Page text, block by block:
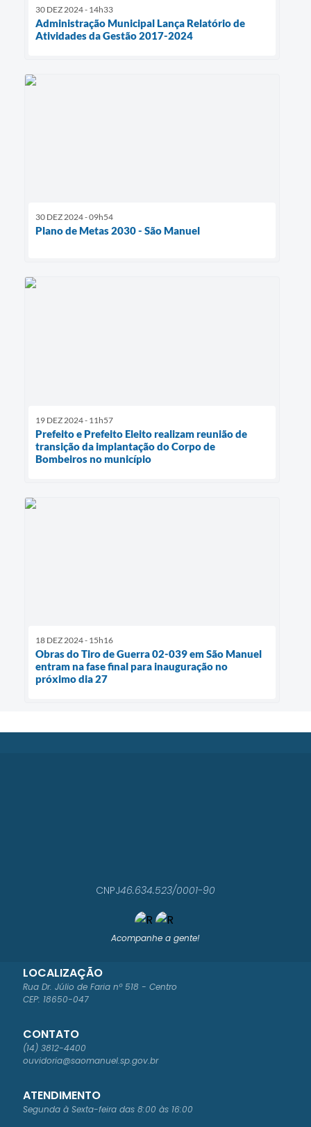
30 DEZ 2024 - 14h33
Administração Municipal Lança Relatório de
Atividades da Gestão 2017-2024
30 DEZ 2024 - 09h54
Plano de Metas 2030 - São Manuel
19 DEZ 2024 - 11h57
Prefeito e Prefeito Eleito realizam reunião de
transição da implantação do Corpo de
Bombeiros no município
18 DEZ 2024 - 15h16
Obras do Tiro de Guerra 02-039 em São Manuel
entram na fase final para inauguração no
próximo dia 27
Acompanhe a gente!
LOCALIZAÇÃO
Rua Dr. Júlio de Faria nº 518 - Centro
CEP: 18650-047
CONTATO
(14) 3812-4400
ouvidoria@saomanuel.sp.gov.br
ATENDIMENTO
Segunda à Sexta-feira das 8:00 às 16:00
CNPJ46.634.523/0001-90